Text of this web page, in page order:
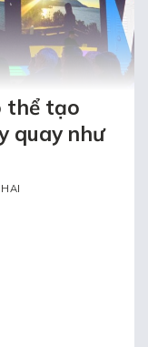
thể tạo
quay như